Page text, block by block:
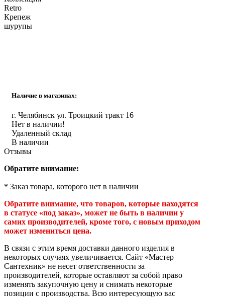
Retro
Крепеж
шурупы
Наличие в магазинах:
г. Челябинск ул. Троицкий тракт 16
Нет в наличии!
Удаленный склад
В наличии
Отзывы
Обратите внимание:
* Заказ товара, которого нет в наличии
Обратите внимание, что товаров, которые находятся
в статусе «под заказ», может не быть в наличии у
самих производителей, кроме того, с новым приходом
может измениться цена.
В связи с этим время доставки данного изделия в
некоторых случаях увеличивается. Сайт «Мастер
Сантехник» не несет ответственности за
производителей, которые оставляют за собой право
изменять закупочную цену и снимать некоторые
позиции с производства. Всю интересующую вас
Писсуары
Развернуть